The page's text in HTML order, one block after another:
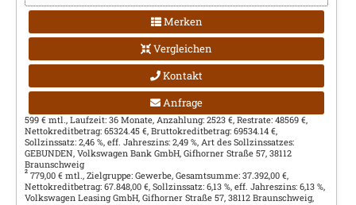
Merken
Vergleichen
Kontakt
Anfrage
599 € mtl., Laufzeit: 36 Monate, Anzahlung: 2523 €, Restrate: 48569 €,
Nettokreditbetrag: 65324.45 €, Bruttokreditbetrag: 69534.14 €,
Sollzinssatz: 2,46 %, eff. Jahreszins: 2,49 %, Art des Sollzinssatzes:
GEBUNDEN, Volkswagen Bank GmbH, Gifhorner Straße 57, 38112
Braunschweig
2 779,00 € mtl., Zielgruppe: Gewerbe, Gesamtsumme: 37.392,00 €,
Nettokreditbetrag: 67.848,00 €, Sollzinssatz: 6,13 %, eff. Jahreszins: 6,13 %,
Volkswagen Leasing GmbH, Gifhorner Straße 57, 38112 Braunschweig,